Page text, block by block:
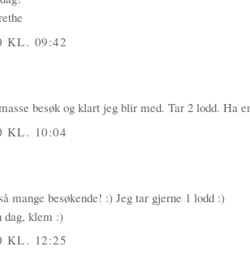
KL. 09:42
besøk og klart jeg blir med. Tar 2 lodd. Ha
KL. 10:04
mange besøkende! :) Jeg tar gjerne 1 lodd :)
dag, klem :)
KL. 12:25